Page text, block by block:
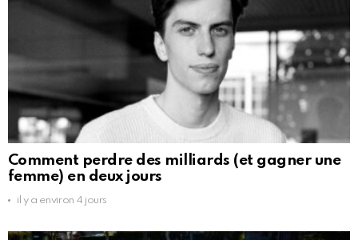
Comment perdre des milliards (et gagner une
femme) en deux jours
il y a environ 4 jours